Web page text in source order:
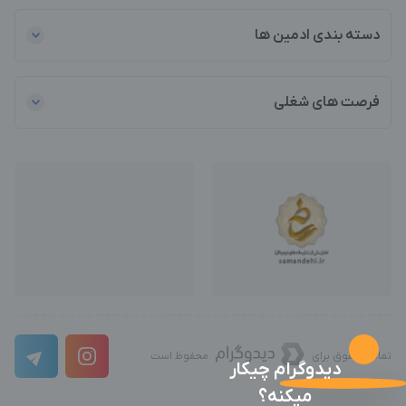
دسته بندی ادمین ها
فرصت های شغلی
تمامی حقوق برای محفوظ است
دیدوگرام چیکار
میکنه؟